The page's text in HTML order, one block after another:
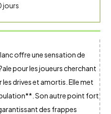
jours
offre une sensation de
pour les joueurs cherchant
les drives et amortis. Elle met
Son autre point fort
des frappes